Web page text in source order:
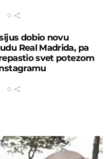
0
dobio novu
Real Madrida, pa
svet potezom
0